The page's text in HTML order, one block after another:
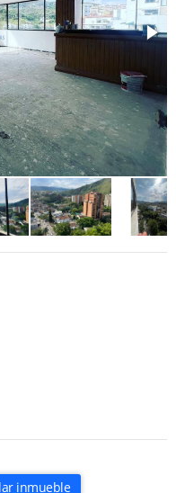
inmueble